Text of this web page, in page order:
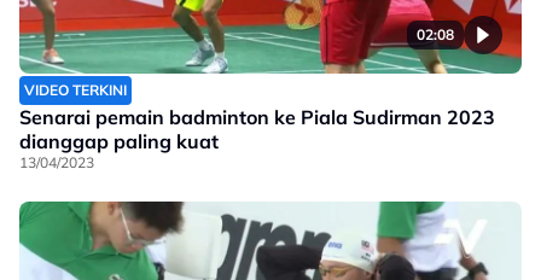
02:08
VIDEO TERKINI
Senarai pemain badminton ke Piala Sudirman 2023
dianggap paling kuat
13/04/2023